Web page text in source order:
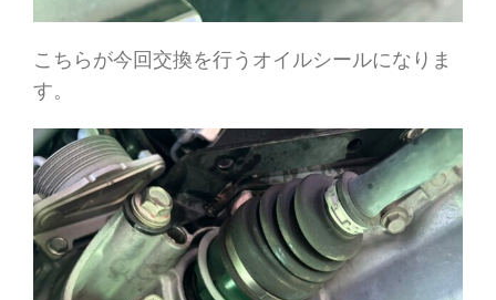
こちらが今回交換を行うオイルシールになりま
す。